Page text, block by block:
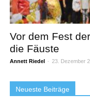
Vor dem Fest
die Fäuste
Annett Riedel - 23. Dezember
Neueste Beiträge